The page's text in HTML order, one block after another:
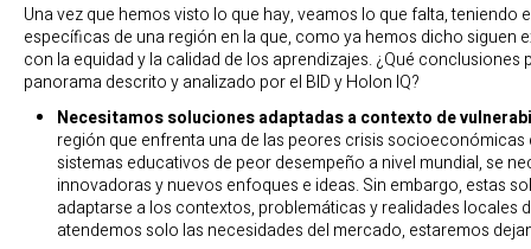
Una vez que hemos visto lo que hay, veamos lo que falta, teniendo
específicas de una región en la que, como ya hemos dicho siguen
con la equidad y la calidad de los aprendizajes. ¿Qué conclusiones
panorama descrito y analizado por el BID y Holon IQ?
Necesitamos soluciones adaptadas a contexto de
región que enfrenta una de las peores crisis
sistemas educativos de peor desempeño a nivel mundial, se
innovadoras y nuevos enfoques e ideas. Sin embargo, estas
adaptarse a los contextos, problemáticas y realidades locales
atendemos solo las necesidades del mercado, estaremos